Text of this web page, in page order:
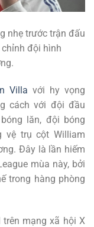
nhẹ trước trận đấu
đội hình
Villa với hy vọng
cách với đội đầu
lăn, đội bóng
vệ trụ cột William
Đây là lần hiếm
mùa này, bởi
trong hàng phòng
mạng xã hội X